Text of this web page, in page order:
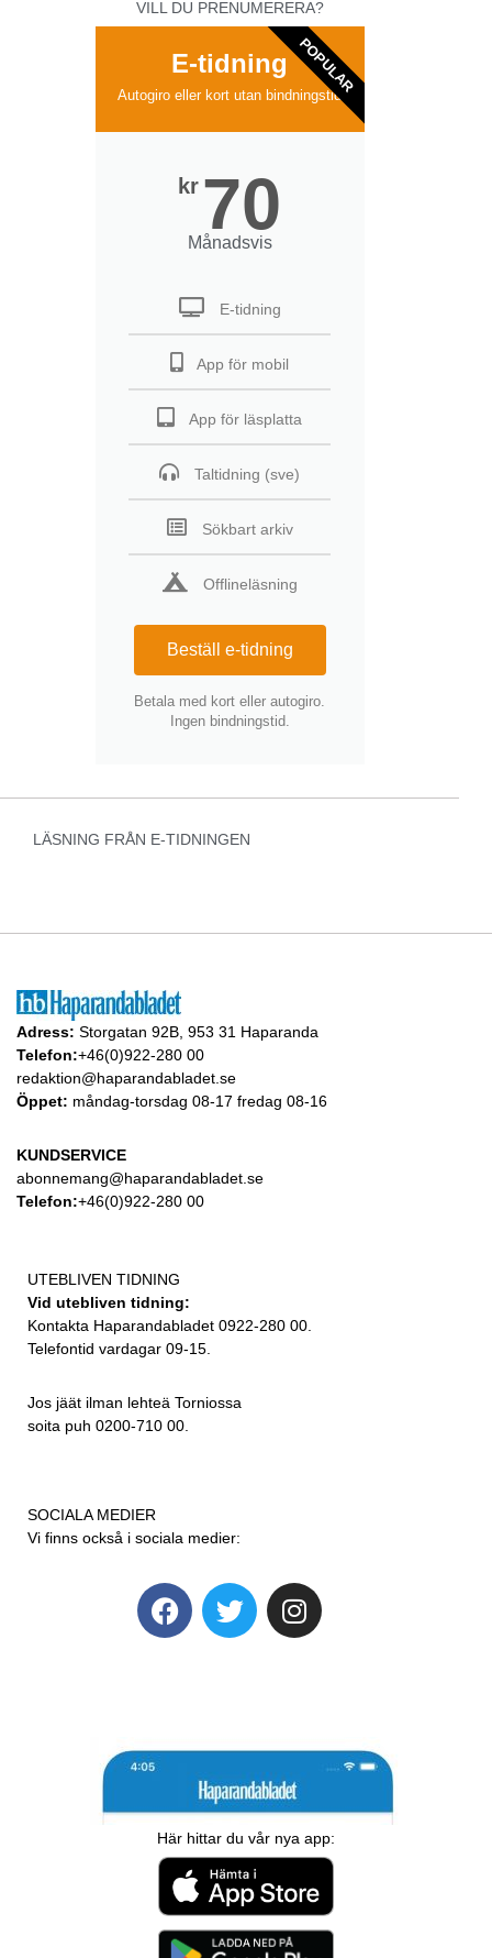
VILL DU PRENUMERERA?
E-tidning
Autogiro eller kort utan bindningstid
kr 70
Månadsvis
E-tidning
App för mobil
App för läsplatta
Taltidning (sve)
Sökbart arkiv
Offlineläsning
Beställ e-tidning
Betala med kort eller autogiro.
Ingen bindningstid.
POPULAR
LÄSNING FRÅN E-TIDNINGEN
Adress: Storgatan 92B, 953 31 Haparanda
Telefon:+46(0)922-280 00
redaktion@haparandabladet.se
Öppet: måndag-torsdag 08-17 fredag 08-16
KUNDSERVICE
abonnemang@haparandabladet.se
Telefon:+46(0)922-280 00
UTEBLIVEN TIDNING
Vid utebliven tidning:
Kontakta Haparandabladet 0922-280 00.
Telefontid vardagar 09-15.
Jos jäät ilman lehteä Torniossa
soita puh 0200-710 00.
SOCIALA MEDIER
Vi finns också i sociala medier:
Här hittar du vår nya app: